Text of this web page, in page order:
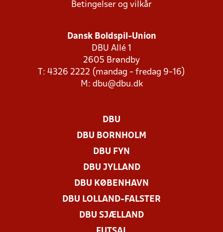
Betingelser og vilkår
Dansk Boldspil-Union
DBU Allé 1
2605 Brøndby
T: 4326 2222 (mandag - fredag 9-16)
M: dbu@dbu.dk
DBU
DBU BORNHOLM
DBU FYN
DBU JYLLAND
DBU KØBENHAVN
DBU LOLLAND-FALSTER
DBU SJÆLLAND